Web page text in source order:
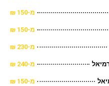
מ-150 ₪
מ-150 ₪
מ-230 ₪
מ-240 ₪
מ-150 ₪